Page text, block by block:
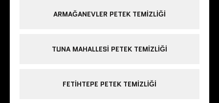
ARMAĞANEVLER PETEK TEMIZLIĞI
TUNA MAHALLESI PETEK TEMIZLIĞI
FETIHTEPE PETEK TEMIZLIĞI